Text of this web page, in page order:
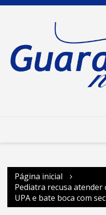
Ir
Página inicial
Pediatra recusa atender
UPA e bate boca com